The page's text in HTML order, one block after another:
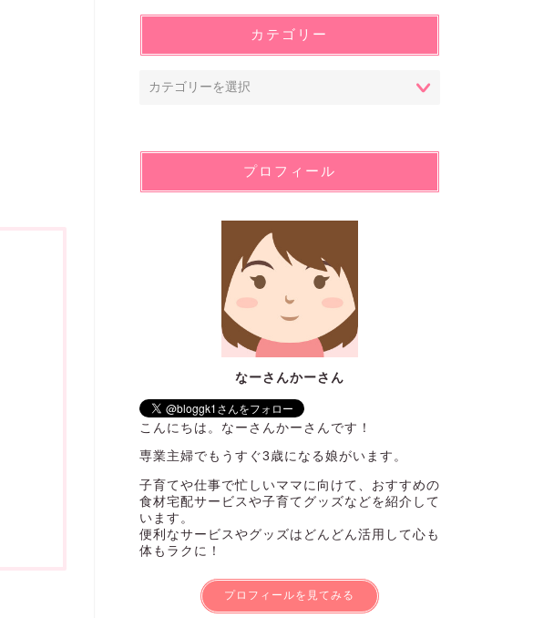
カテゴリー
プロフィール
なーさんかーさん
こんにちは。なーさんかーさんです！
専業主婦でもうすぐ3歳になる娘がいます。
子育てや仕事で忙しいママに向けて、おすすめの
食材宅配サービスや子育てグッズなどを紹介して
います。
便利なサービスやグッズはどんどん活用して心も
体もラクに！
プロフィールを見てみる